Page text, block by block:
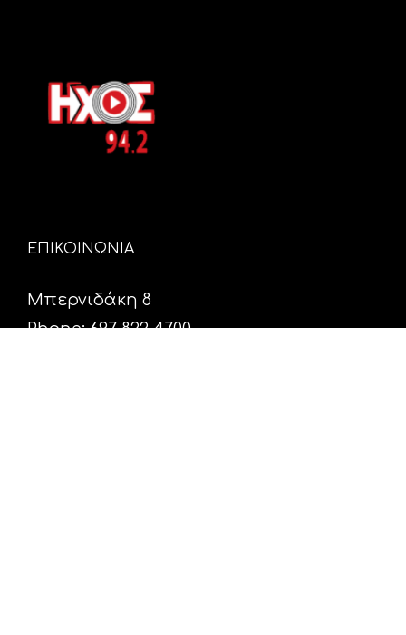
ΕΠΙΚΟΙΝΩΝΙΑ
Μπερνιδάκη 8
Phone: 697 822 4700